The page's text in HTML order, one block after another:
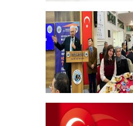
Sehitlerimizi Rahmetle
+
Geleneksel Bursiyer
kahvaltı Programı